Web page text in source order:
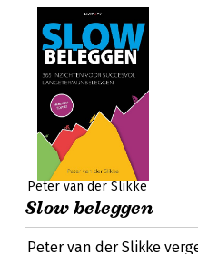
Peter van der Slikke
Slow beleggen
Peter van der Slikke